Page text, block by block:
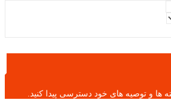
و توصیه های خود دسترسی پیدا کنید.